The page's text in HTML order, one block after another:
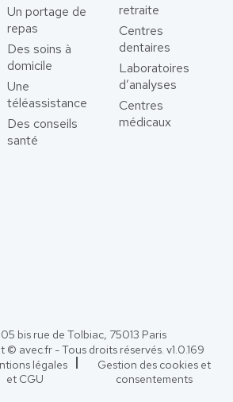
Un portage de
repas
Des soins à
domicile
Une
téléassistance
Des conseils
santé
retraite
Centres
dentaires
Laboratoires
d’analyses
Centres
médicaux
bis rue de Tolbiac, 75013 Paris
© avec.fr - Tous droits réservés. v1.0.169
légales
et CGU
Gestion des cookies et
consentements